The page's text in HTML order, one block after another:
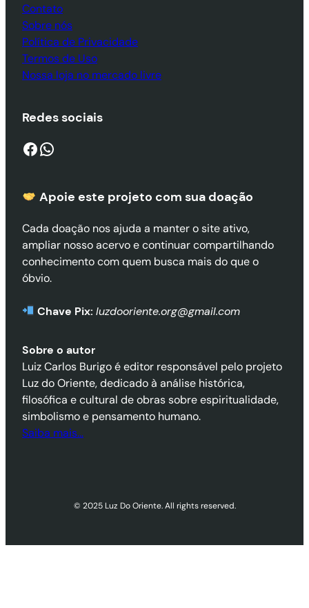
Contato
Sobre nós
Política de Privacidade
Termos de Uso
Nossa loja no mercado livre
Redes sociais
Facebook WhatsApp
Apoie este projeto com sua doação
Cada doação nos ajuda a manter o site ativo,
ampliar nosso acervo e continuar compartilhando
conhecimento com quem busca mais do que o
óbvio.
Chave Pix: luzdooriente.org@gmail.com
Sobre o autor
Luiz Carlos Burigo é editor responsável pelo projeto
Luz do Oriente, dedicado à análise histórica,
filosófica e cultural de obras sobre espiritualidade,
simbolismo e pensamento humano.
Saiba mais…
© 2025 Luz Do Oriente. All rights reserved.